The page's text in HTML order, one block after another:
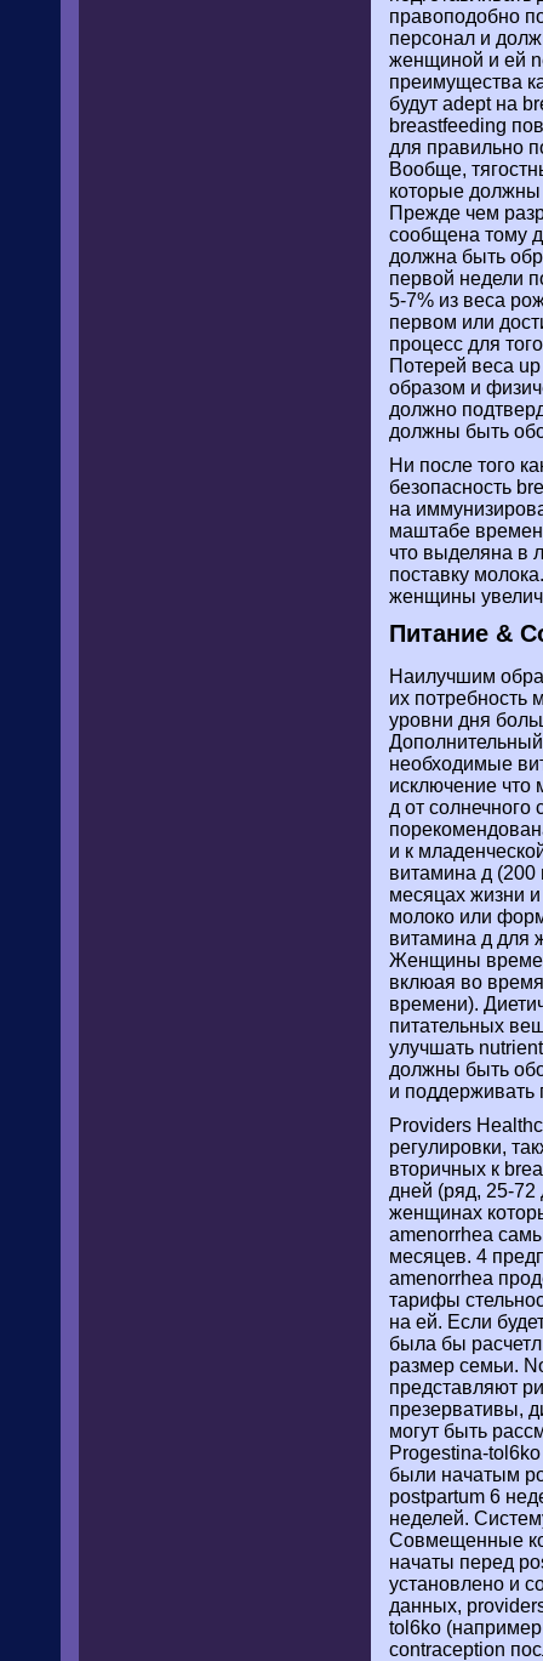
правоподобно
персонал и
женщиной и ей
преимущества
будут adept на
breastfeeding
для правильно
Вообще,
которые
Прежде чем
сообщена тому
должна быть
первой недели
5-7% из веса
первом или
процесс для
Потерей веса
образом и
должно
должны быть
Ни после того
безопасность
на
маштабе
что выделяна в
поставку
женщины
Питание &
Наилучшим
их потребность
уровни дня
необходимые
исключение что
д от солнечного
и к
витамина д
месяцах жизни
молоко или
витамина д для
Женщины
вклюая во
времени).
питательных
улучшать
должны быть
и
Providers
регулировки,
вторичных к
дней (ряд, 25-
женщинах
amenorrhea
месяцев. 4
amenorrhea
тарифы
на ей. Если
была бы
размер семьи.
представляют
презервативы,
могут быть
Progestina-
были начатым
postpartum 6
неделей.
Совмещенные
начаты перед
установлено и
данных,
tol6ko
contraception